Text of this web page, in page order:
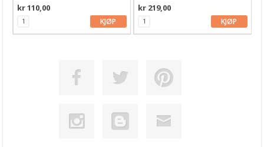
kr 110,00
KJØP
kr 219,00
KJØP